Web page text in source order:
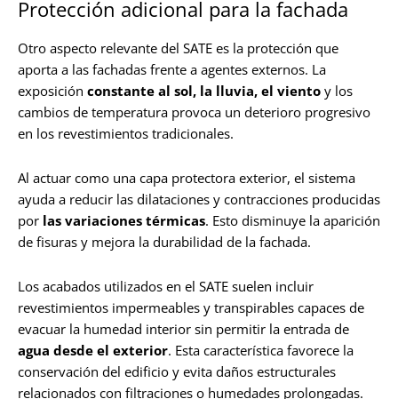
Protección adicional para la fachada
Otro aspecto relevante del SATE es la protección que
aporta a las fachadas frente a agentes externos. La
exposición constante al sol, la lluvia, el viento y los
cambios de temperatura provoca un deterioro progresivo
en los revestimientos tradicionales.
Al actuar como una capa protectora exterior, el sistema
ayuda a reducir las dilataciones y contracciones producidas
por las variaciones térmicas. Esto disminuye la aparición
de fisuras y mejora la durabilidad de la fachada.
Los acabados utilizados en el SATE suelen incluir
revestimientos impermeables y transpirables capaces de
evacuar la humedad interior sin permitir la entrada de
agua desde el exterior. Esta característica favorece la
conservación del edificio y evita daños estructurales
relacionados con filtraciones o humedades prolongadas.